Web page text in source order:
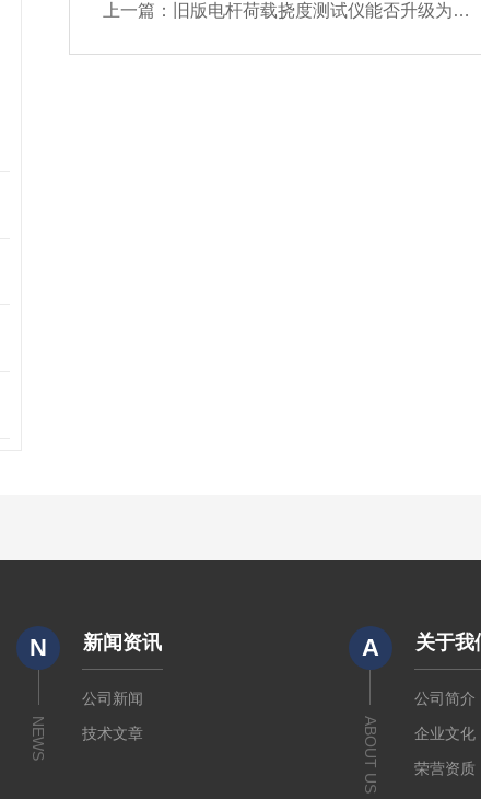
上一篇： 旧版电杆荷载挠度测试仪能否升级为新版？
N
NEWS
新闻资讯
公司新闻
技术文章
A
ABOUT US
关于我
公司简介
企业文化
荣营资质